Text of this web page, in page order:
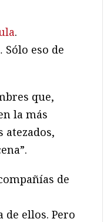
.
eso de
que,
la más
atezados,
de
ellos. Pero